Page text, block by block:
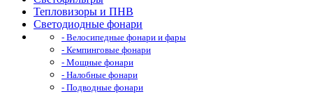
Тепловизоры и ПНВ
Светодиодные фонари
- Велосипедные фонари и фары
- Кемпинговые фонари
- Мощные фонари
- Налобные фонари
- Подводные фонари